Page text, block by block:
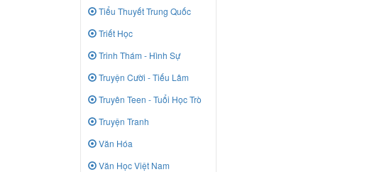
Tiểu Thuyết Trung Quốc
Triết Học
Trinh Thám - Hình Sự
Truyện Cười - Tiếu Lâm
Truyên Teen - Tuổi Học Trò
Truyện Tranh
Văn Hóa
Văn Học Việt Nam